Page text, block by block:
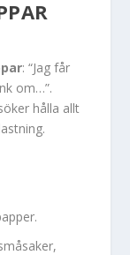
: “Jag får
om…”.
hålla allt